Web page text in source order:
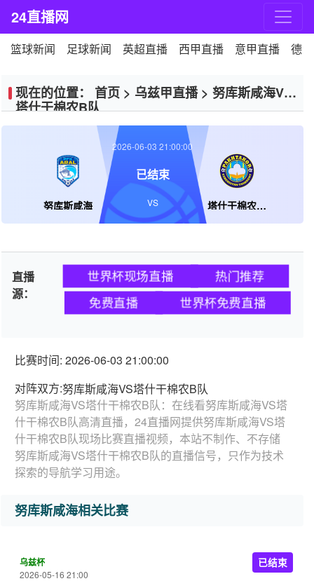
24直播网
篮球新闻 足球新闻 英超直播 西甲直播 意甲直播 德
现在的位置： 首页 > 乌兹甲直播> 努库斯咸海VS
塔什干棉农B队
努库斯咸海 塔什干棉农B队
2026-06-03 21:00:00
已结束
VS
直播
源：
世界杯现场直播
热门推荐
免费直播
世界杯免费直播
比赛时间: 2026-06-03 21:00:00
对阵双方:努库斯咸海VS塔什干棉农B队
努库斯咸海VS塔什干棉农B队：在线看努库斯咸海VS塔
什干棉农B队高清直播，24直播网提供努库斯咸海VS塔
什干棉农B队现场比赛直播视频，本站不制作、不存储
努库斯咸海VS塔什干棉农B队的直播信号，只作为技术
探索的导航学习用途。
努库斯咸海相关比赛
乌兹杯
2026-05-16 21:00
已结束